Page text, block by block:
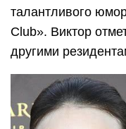
талантливого
Club». Виктор
другими